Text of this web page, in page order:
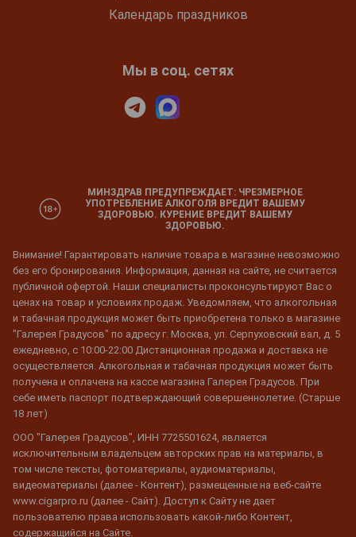
Календарь праздников
Мы в соц. сетях
МИНЗДРАВ ПРЕДУПРЕЖДАЕТ: ЧРЕЗМЕРНОЕ
УПОТРЕБЛЕНИЕ АЛКОГОЛЯ ВРЕДИТ ВАШЕМУ
ЗДОРОВЬЮ. КУРЕНИЕ ВРЕДИТ ВАШЕМУ
ЗДОРОВЬЮ.
Внимание! Гарантировать наличие товара в магазине невозможно
без его бронирования. Информация, данная на сайте, не считается
публичной офертой. Наши специалисты проконсультируют Вас о
ценах на товар и условиях продаж. Уведомляем, что алкогольная
и табачная продукция может быть приобретена только в магазине
"Галерея Градусов" по адресу г. Москва, ул. Серпуховский вал, д. 5
ежедневно, с 10:00-22:00 Дистанционная продажа и доставка не
осуществляется. Алкогольная и табачная продукция может быть
получена и оплачена на кассе магазина Галерея Градусов. При
себе иметь паспорт подтверждающий совершеннолетие. (Старше
18 лет)
ООО "Галерея Градусов", ИНН 7725501624, является
исключительным владельцем авторских прав на материалы, в
том числе тексты, фотоматериалы, аудиоматериалы,
видеоматериалы (далее - Контент), размещенные на веб-сайте
www.cigarpro.ru (далее - Сайт). Доступ к Сайту не дает
пользователю права использовать какой-либо Контент,
содержащийся на Сайте.